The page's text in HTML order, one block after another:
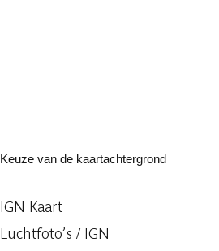
Keuze van de kaartachtergrond
IGN Kaart
Luchtfoto’s / IGN